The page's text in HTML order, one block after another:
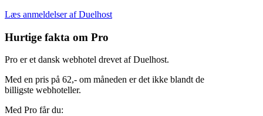
Læs anmeldelser af Duelhost
Hurtige fakta om Pro
Pro er et dansk webhotel drevet af Duelhost.
Med en pris på 62,- om måneden er det ikke blandt de
billigste webhoteller.
Med Pro får du: